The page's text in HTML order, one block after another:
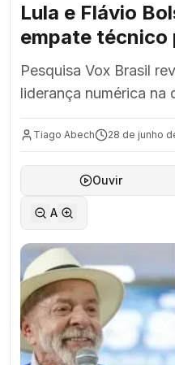
Lula e Flávio
empate técnico
Pesquisa Vox Brasil
liderança numérica na
Tiago Abech 28 de junho
Ouvir
A